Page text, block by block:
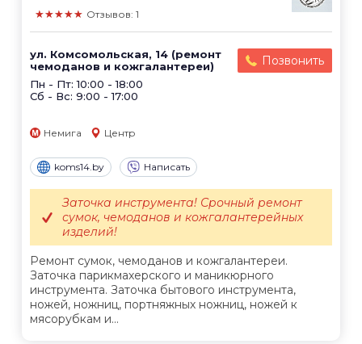
★★★★★ Отзывов: 1
ул. Комсомольская, 14 (ремонт
чемоданов и кожгалантереи)
Пн - Пт: 10:00 - 18:00
Сб - Вс: 9:00 - 17:00
Позвонить
Немига Центр
koms14.by Написать
Ремонт сумок, чемоданов и кожгалантереи.
Заточка парикмахерского и маникюрного
инструмента. Заточка бытового инструмента,
ножей, ножниц, портняжных ножниц, ножей к
мясорубкам и...
Заточка инструмента! Срочный ремонт
сумок, чемоданов и кожгалантерейных
изделий!